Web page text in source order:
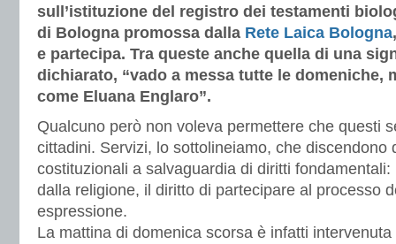
sull’istituzione del registro dei testamenti
di Bologna promossa dalla Rete Laica Bologna
e partecipa. Tra queste anche quella di una
dichiarato, “vado a messa tutte le domeniche,
come Eluana Englaro”.
Qualcuno però non voleva permettere che questi
cittadini. Servizi, lo sottolineiamo, che discendono
costituzionali a salvaguardia di diritti
dalla religione, il diritto di partecipare al processo
espressione.
La mattina di domenica scorsa è infatti